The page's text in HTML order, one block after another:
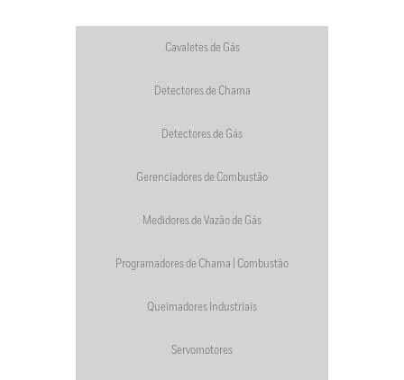
Cavaletes de Gás
Detectores de Chama
Detectores de Gás
Gerenciadores de Combustão
Medidores de Vazão de Gás
Programadores de Chama | Combustão
Queimadores Industriais
Servomotores